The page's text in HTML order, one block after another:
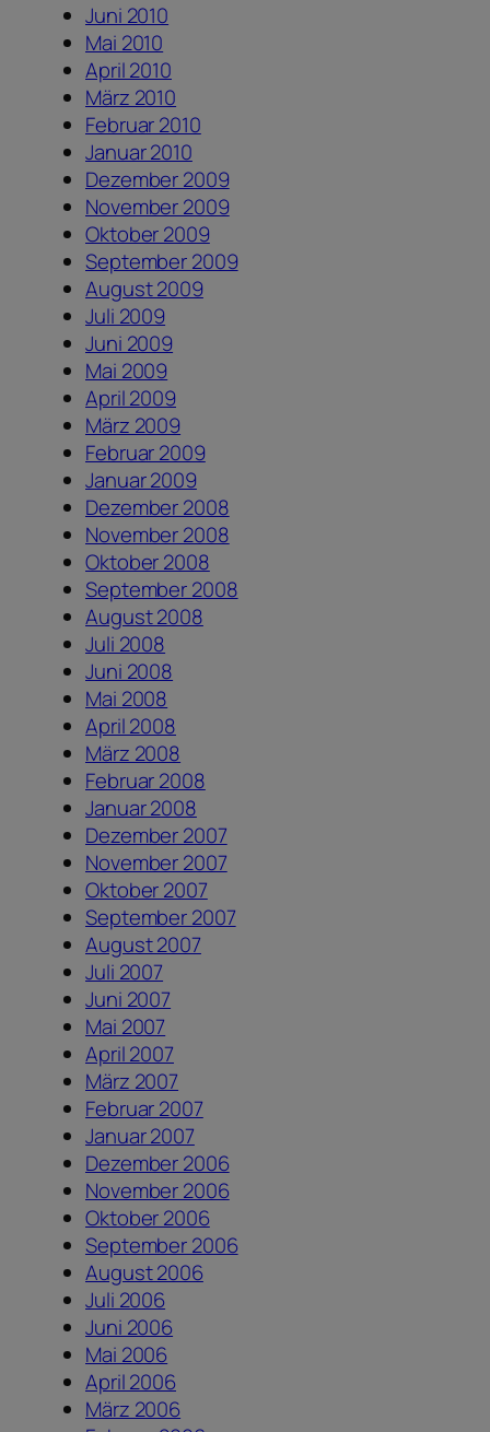
Juni 2010
Mai 2010
April 2010
März 2010
Februar 2010
Januar 2010
Dezember 2009
November 2009
Oktober 2009
September 2009
August 2009
Juli 2009
Juni 2009
Mai 2009
April 2009
März 2009
Februar 2009
Januar 2009
Dezember 2008
November 2008
Oktober 2008
September 2008
August 2008
Juli 2008
Juni 2008
Mai 2008
April 2008
März 2008
Februar 2008
Januar 2008
Dezember 2007
November 2007
Oktober 2007
September 2007
August 2007
Juli 2007
Juni 2007
Mai 2007
April 2007
März 2007
Februar 2007
Januar 2007
Dezember 2006
November 2006
Oktober 2006
September 2006
August 2006
Juli 2006
Juni 2006
Mai 2006
April 2006
März 2006